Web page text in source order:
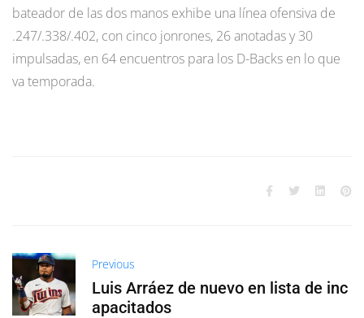
bateador de las dos manos exhibe una línea ofensiva de
.247/.338/.402, con cinco jonrones, 26 anotadas y 30
impulsadas, en 64 encuentros para los D-Backs en lo que
va temporada.
Previous
Luis Arráez de nuevo en lista de inc
apacitados